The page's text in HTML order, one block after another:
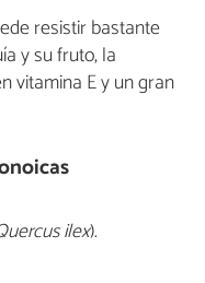
resistir bastante
y su fruto, la
vitamina E y un gran
ilex).